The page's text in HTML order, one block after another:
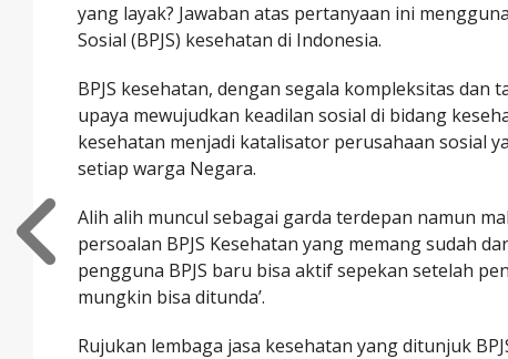
yang layak? Jawaban atas pertanyaan ini
Sosial (BPJS) kesehatan di Indonesia.
BPJS kesehatan, dengan segala kompleksitas
upaya mewujudkan keadilan sosial di bidang
kesehatan menjadi katalisator perusahaan sosial
setiap warga Negara.
Alih alih muncul sebagai garda terdepan namun
persoalan BPJS Kesehatan yang memang sudah
pengguna BPJS baru bisa aktif sepekan setelah
mungkin bisa ditunda’.
Rujukan lembaga jasa kesehatan yang ditunjuk